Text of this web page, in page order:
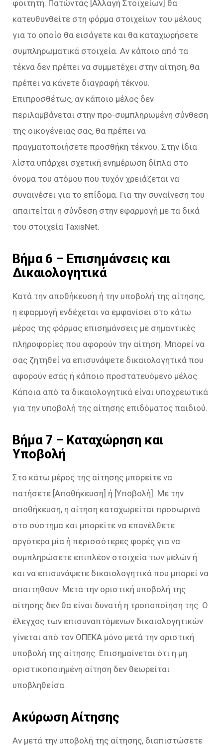
φοιτητή. Πατώντας [Αλλαγή Στοιχείων] θα
κατευθυνθείτε στη φόρμα στοιχείων του μέλους
για το οποίο θα εισάγετε και θα καταχωρήσετε
συμπληρωματικά στοιχεία. Αν κάποιο από τα
τέκνα δεν πρέπει να συμμετέχει στην αίτηση, θα
πρέπει να κάνετε διαγραφή τέκνου.
Επιπροσθέτως, αν κάποιο μέλος δεν
περιλαμβάνεται στην προ-συμπληρωμένη σύνθεση
της οικογένειας σας, θα πρέπει να
πραγματοποιήσετε προσθήκη τέκνου. Στην ίδια
λίστα υπάρχει σχετική ενημέρωση δίπλα στο
όνομα του ατόμου που τυχόν χρειάζεται να
συναινέσει για το επίδομα. Για την συναίνεση του
απαιτείται η σύνδεση στην εφαρμογή με τα δικά
του στοιχεία TaxisNet.
Βήμα 6 – Επισημάνσεις και
Δικαιολογητικά
Κατά την αποθήκευση ή την υποβολή της αίτησης,
η εφαρμογή ενδέχεται να εμφανίσει στο κάτω
μέρος της φόρμας επισημάνσεις με σημαντικές
πληροφορίες που αφορούν την αίτηση. Μπορεί να
σας ζητηθεί να επισυνάψετε δικαιολογητικά που
αφορούν εσάς ή κάποιο προστατευόμενο μέλος.
Κάποια από τα δικαιολογητικά είναι υποχρεωτικά
για την υποβολή της αίτησης επιδόματος παιδιού.
Βήμα 7 – Καταχώρηση και
Υποβολή
Στο κάτω μέρος της αίτησης μπορείτε να
πατήσετε [Αποθήκευση] ή [Υποβολή]. Με την
αποθήκευση, η αίτηση καταχωρείται προσωρινά
στο σύστημα και μπορείτε να επανέλθετε
αργότερα μία ή περισσότερες φορές για να
συμπληρώσετε επιπλέον στοιχεία των μελών ή
και να επισυνάψετε δικαιολογητικά που μπορεί να
απαιτηθούν. Μετά την οριστική υποβολή της
αίτησης δεν θα είναι δυνατή η τροποποίηση της. Ο
έλεγχος των επισυναπτόμενων δικαιολογητικών
γίνεται από τον ΟΠΕΚΑ μόνο μετά την οριστική
υποβολή της αίτησης. Επισημαίνεται ότι η μη
οριστικοποιημένη αίτηση δεν θεωρείται
υποβληθείσα.
Ακύρωση Αίτησης
Αν μετά την υποβολή της αίτησης, διαπιστώσετε